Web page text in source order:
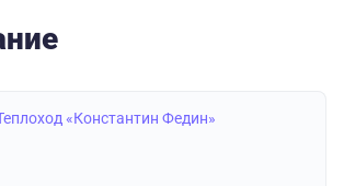
«Константин Федин»